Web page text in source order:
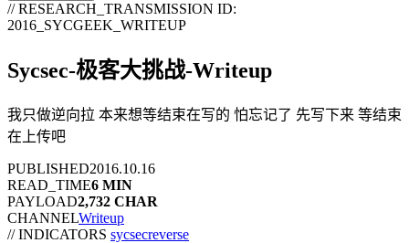
// RESEARCH_TRANSMISSION ID:
2016_SYCGEEK_WRITEUP
Sycsec-极客大挑战-Writeup
我只做逆向拉 本来想等结束在写的 怕忘记了 先写下来 等结束
在上传吧
PUBLISHED2016.10.16
READ_TIME6 MIN
PAYLOAD2,732 CHAR
CHANNELWriteup
// INDICATORS sycsecreverse